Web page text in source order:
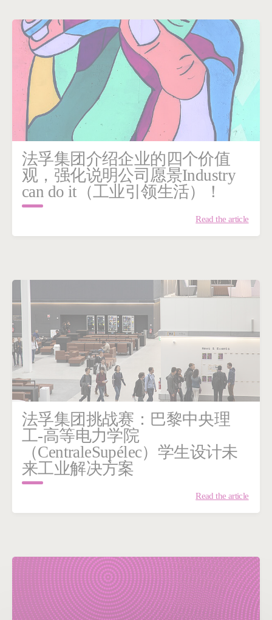
法孚集团介绍企业的四个价值
观，强化说明公司愿景Industry
can do it（工业引领生活）！
Read the article
法孚集团挑战赛：巴黎中央理
工-高等电力学院
（CentraleSupélec）学生设计未
来工业解决方案
Read the article